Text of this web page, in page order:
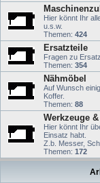
Hier könnt Ihr
u.s.w.
Themen: 424
Ersatzteile
Fragen zu
Themen: 354
Nähmöbel
Auf Wunsch
Koffer.
Themen: 88
Werkzeuge
Hier könnt Ihr
Einsatz habt.
Z.b. Messer,
Themen: 172